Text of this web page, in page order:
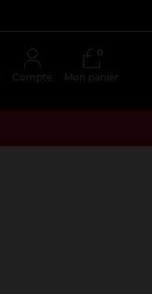
Compte Mon panier
0